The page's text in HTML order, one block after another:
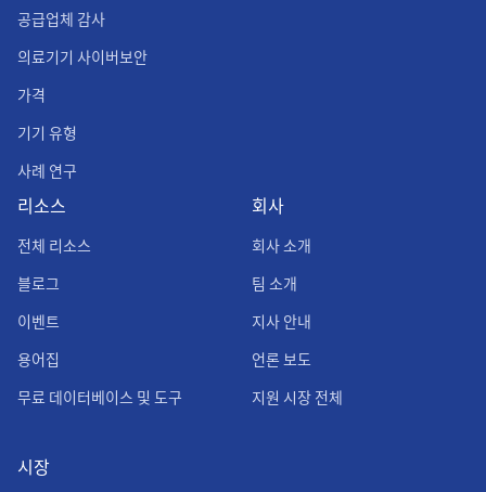
공급업체 감사
의료기기 사이버보안
가격
기기 유형
사례 연구
리소스
전체 리소스
블로그
이벤트
용어집
무료 데이터베이스 및 도구
회사
회사 소개
팀 소개
지사 안내
언론 보도
지원 시장 전체
시장